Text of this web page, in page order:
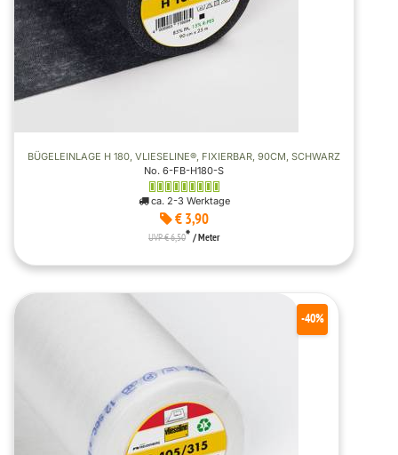
BÜGELEINLAGE H 180, VLIESELINE®, FIXIERBAR, 90CM, SCHWARZ
No. 6-FB-H180-S
ca. 2-3 Werktage
€ 3,90
UVP € 6,50* / Meter
-40%